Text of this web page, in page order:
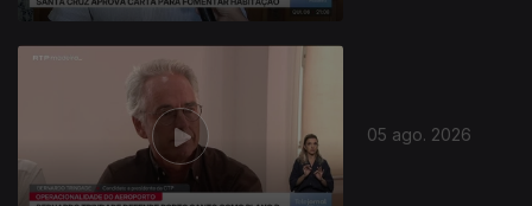
05 ago. 2026